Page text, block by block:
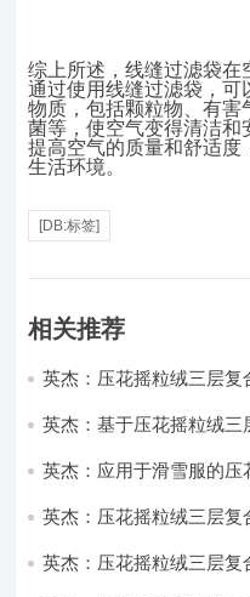
综上所述，线缝过滤袋在
通过使用线缝过滤袋，
物质，包括颗粒物、有害
菌等，使空气变得清洁和
提高空气的质量和舒适度
生活环境。
[DB:标签]
相关推荐
英杰：压花摇粒绒三层复
英杰：基于压花摇粒绒三
英杰：应用于滑雪服的压
英杰：压花摇粒绒三层复
英杰：压花摇粒绒三层复